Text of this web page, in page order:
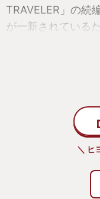
BOTWでは追加の
る。なぜなら、や
制作者が本当にや
品は生き生きして
「あれとあれをく
く「全部できます
い。そして、そん
に破綻することな
TRAVELER」の続
が一新されている
見ず知らずの8人
つの目的のために
別の目的があり、
その物語が非常に
った8人がたまた
＼ ヒ